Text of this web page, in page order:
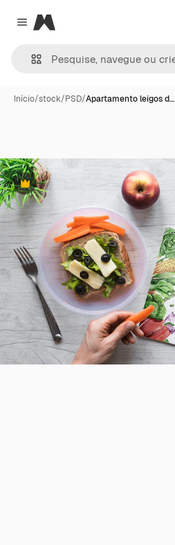
Close menu
Magnific
Início/stock/PSD/Apartamento leigos d…
Premium